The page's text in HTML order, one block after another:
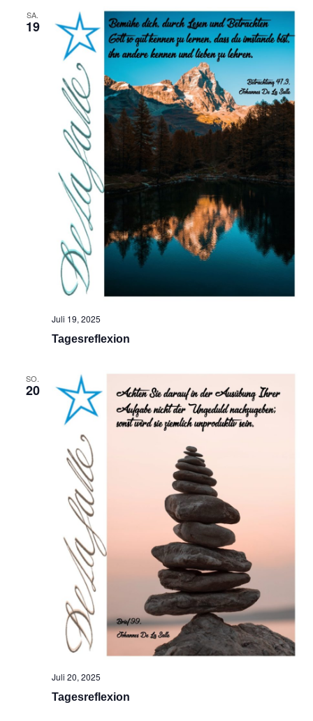
SA.
19
Tagesreflexion
Juli 19, 2025
SO.
20
Tagesreflexion
Juli 20, 2025